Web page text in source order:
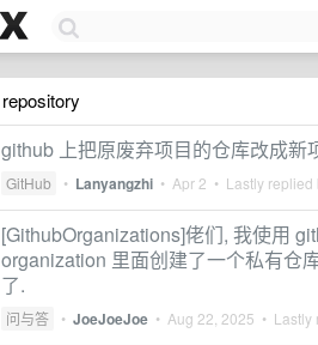
repository
github 上把原废弃项目的仓库改成新
GitHub • Lanyangzhi • Apr 2 • Lastly replied
[GithubOrganizations]佬们, 我使用
organization 里面创建了一个私有仓
了.
问与答 • JoeJoeJoe • Aug 22, 2025 • Lastly